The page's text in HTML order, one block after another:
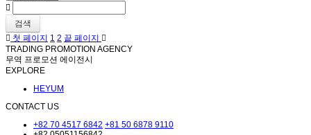
검색
첫 페이지 1 2 끝 페이지
TRADING PROMOTION AGENCY
무역 프로모션 에이전시
EXPLORE
HEYUM
CONTACT US
+82 70 4517 6842 +81 50 6878 9110